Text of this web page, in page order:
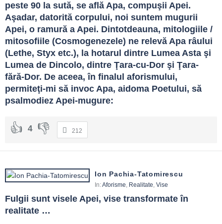
peste 90 la sută, se află Apa, compuşii Apei.
Aşadar, datorită corpului, noi suntem mugurii
Apei, o ramură a Apei. Dintotdeauna, mitologiile /
mitosofiile (Cosmogenezele) ne relevă Apa râului
(Lethe, Styx etc.), la hotarul dintre Lumea Asta şi
Lumea de Dincolo, dintre Ţara-cu-Dor şi Ţara-
fără-Dor. De aceea, în finalul aforismului,
permiteţi-mi să invoc Apa, aidoma Poetului, să
psalmodiez Apei-mugure:
4 212
Ion Pachia-Tatomirescu
In:Aforisme, Realitate, Vise
Fulgii sunt visele Apei, vise transformate în
realitate …